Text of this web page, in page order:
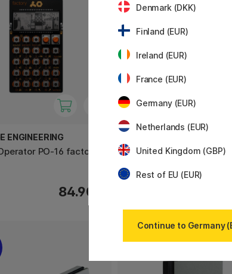
ENGINEERING
PO-16 factory
84.90 €
Aufbewahrungsetui
Denmark (DKK)
Finland (EUR)
Ireland (EUR)
France (EUR)
Germany (EUR)
Netherlands (EUR)
United Kingdom (GBP)
Rest of EU (EUR)
Continue to Germany